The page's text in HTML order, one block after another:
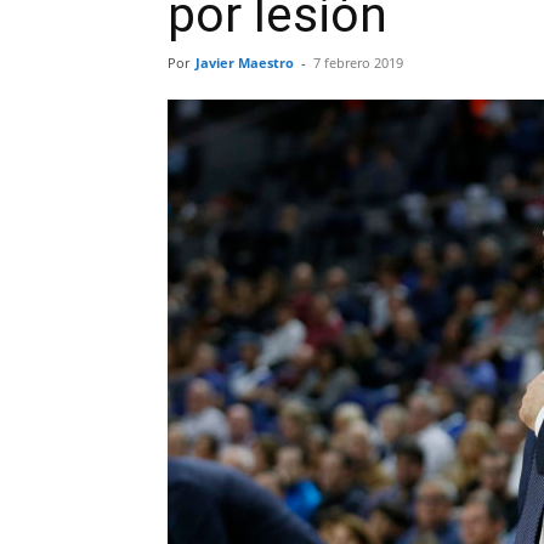
por lesión
Por Javier Maestro - 7 febrero 2019